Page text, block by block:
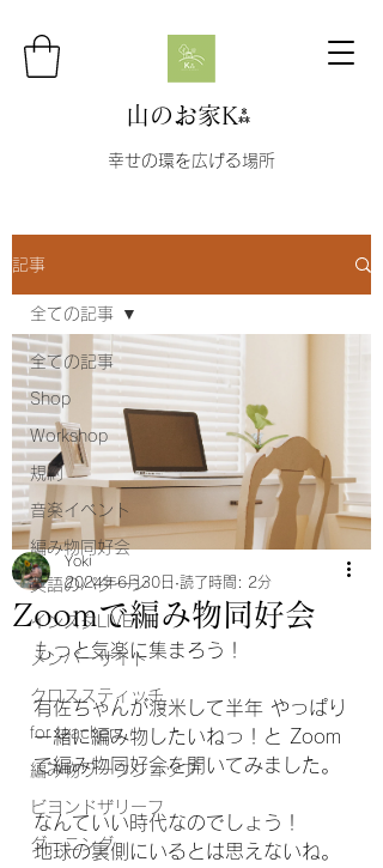
山のお家K⁂
幸せの環を広げる場所
記事
全ての記事
Shop
Workshop
規約
音楽イベント
編み物同好会
英語のパターン
インスタLIVE
メンバーサイト
クロススティッチ
for teachers
編み物ワークショップ
ビヨンドザリーフ
ダーニング
全ての記事
Zoomで編み物同好会
Yoki
2024年6月30日 読了時間: 2分
もっと気楽に集まろう！
有佐ちゃんが渡米して半年 やっぱり
一緒に編み物したいねっ！と Zoom
で編み物同好会を開いてみました。
なんていい時代なのでしょう！
地球の裏側にいるとは思えないね。